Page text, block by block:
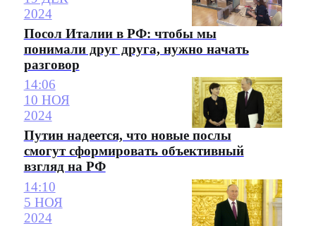
2024
Посол Италии в РФ: чтобы мы
понимали друг друга, нужно начать
разговор
14:06
10 НОЯ
2024
Путин надеется, что новые послы
смогут сформировать объективный
взгляд на РФ
14:10
5 НОЯ
2024